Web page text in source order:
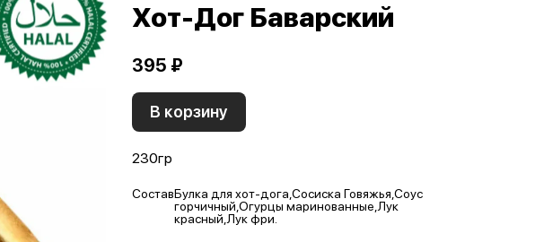
Хот-Дог Баварский
395 ₽
В корзину
230гр
СоставБулка для хот-дога,Сосиска Говяжья,Соус
горчичный,Огурцы маринованные,Лук
красный,Лук фри.